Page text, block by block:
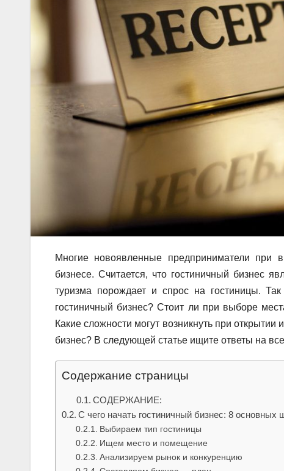
Многие новоявленные предприниматели при
бизнесе. Считается, что гостиничный бизнес
туризма порождает и спрос на гостиницы.
гостиничный бизнес? Стоит ли при выборе
Какие сложности могут возникнуть при
бизнес? В следующей статье ищите ответы на
Содержание страницы
СОДЕРЖАНИЕ:
С чего начать гостиничный бизнес: 8 основных
Выбираем тип гостиницы
Ищем место и помещение
Анализируем рынок и конкуренцию